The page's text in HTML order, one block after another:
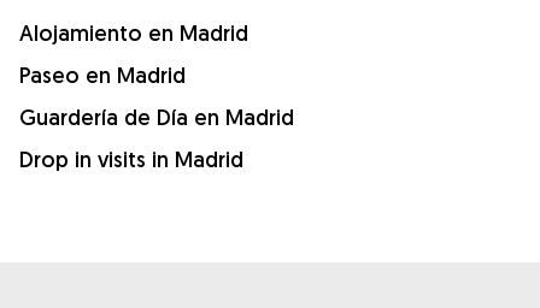
Alojamiento en Madrid
Paseo en Madrid
Guardería de Día en Madrid
Drop in visits in Madrid